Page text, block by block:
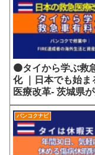
🟠タイから学ぶ救
化 ｜日本でも始ま
医療改革- 茨城県
7700円の選定療養
す医療サービスの
バンコクナビ